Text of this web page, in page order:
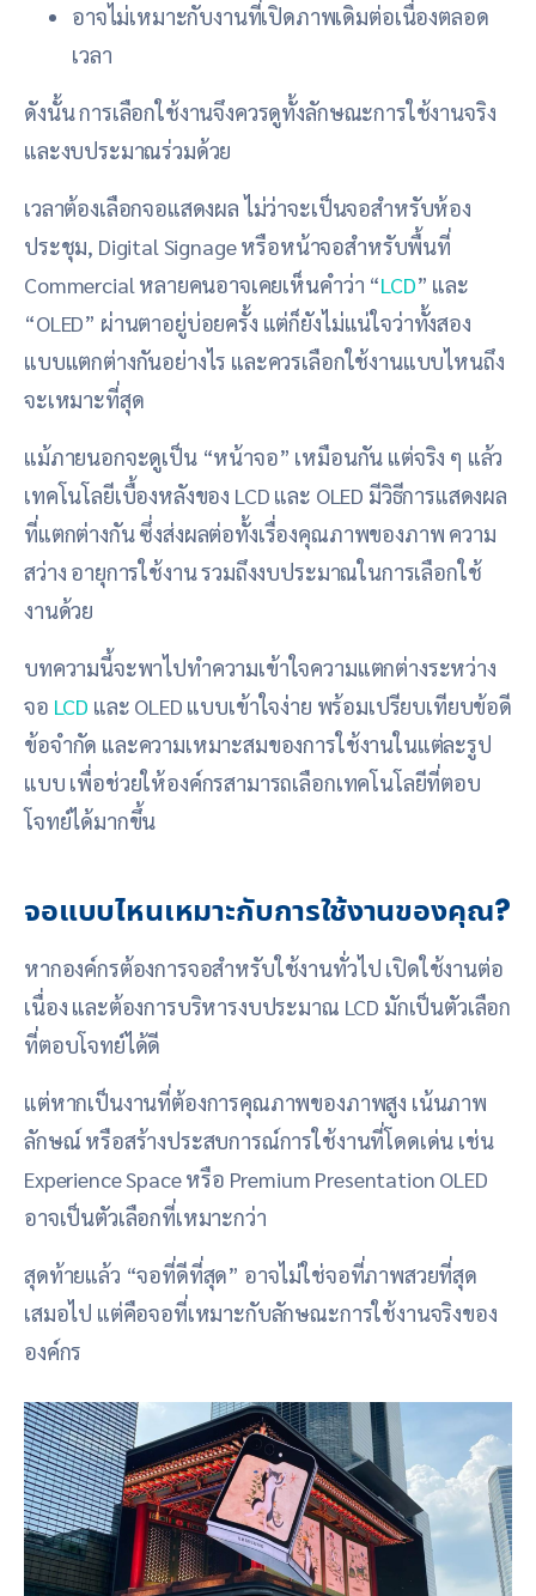
อาจไม่เหมาะกับงานที่เปิดภาพเดิมต่อเนื่องตลอด
เวลา
ดังนั้น การเลือกใช้งานจึงควรดูทั้งลักษณะการใช้งานจริง
และงบประมาณร่วมด้วย
เวลาต้องเลือกจอแสดงผล ไม่ว่าจะเป็นจอสำหรับห้อง
ประชุม, Digital Signage หรือหน้าจอสำหรับพื้นที่
Commercial หลายคนอาจเคยเห็นคำว่า “LCD” และ
“OLED” ผ่านตาอยู่บ่อยครั้ง แต่ก็ยังไม่แน่ใจว่าทั้งสอง
แบบแตกต่างกันอย่างไร และควรเลือกใช้งานแบบไหนถึง
จะเหมาะที่สุด
แม้ภายนอกจะดูเป็น “หน้าจอ” เหมือนกัน แต่จริง ๆ แล้ว
เทคโนโลยีเบื้องหลังของ LCD และ OLED มีวิธีการแสดงผล
ที่แตกต่างกัน ซึ่งส่งผลต่อทั้งเรื่องคุณภาพของภาพ ความ
สว่าง อายุการใช้งาน รวมถึงงบประมาณในการเลือกใช้
งานด้วย
บทความนี้จะพาไปทำความเข้าใจความแตกต่างระหว่าง
จอ LCD และ OLED แบบเข้าใจง่าย พร้อมเปรียบเทียบข้อดี
ข้อจำกัด และความเหมาะสมของการใช้งานในแต่ละรูป
แบบ เพื่อช่วยให้องค์กรสามารถเลือกเทคโนโลยีที่ตอบ
โจทย์ได้มากขึ้น
จอแบบไหนเหมาะกับการใช้งานของคุณ?
หากองค์กรต้องการจอสำหรับใช้งานทั่วไป เปิดใช้งานต่อ
เนื่อง และต้องการบริหารงบประมาณ LCD มักเป็นตัวเลือก
ที่ตอบโจทย์ได้ดี
แต่หากเป็นงานที่ต้องการคุณภาพของภาพสูง เน้นภาพ
ลักษณ์ หรือสร้างประสบการณ์การใช้งานที่โดดเด่น เช่น
Experience Space หรือ Premium Presentation OLED
อาจเป็นตัวเลือกที่เหมาะกว่า
สุดท้ายแล้ว “จอที่ดีที่สุด” อาจไม่ใช่จอที่ภาพสวยที่สุด
เสมอไป แต่คือจอที่เหมาะกับลักษณะการใช้งานจริงของ
องค์กร